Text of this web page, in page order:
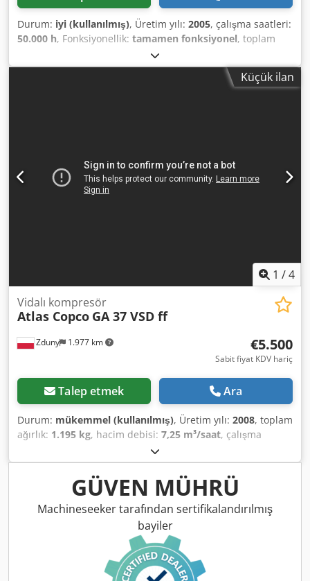
Durum: iyi (kullanılmış), Üretim yılı: 2005, çalışma saatleri:
50.000 h, Fonksiyonellik: tamamen fonksiyonel, toplam
soğutmalı kurutucu
kompresör, entegre soğutmalı kurutucu ile birlikte,
sökülmüş ama iyi durumda. Csdpfezb Drxjx AptohaKüçük ilan
1 /4
Zduny 1.977 km
Vidalı kompresör
Atlas Copco GA 37 VSD ff
€5.500
Sabit fiyat KDV hariç
Talep etmek Ara
Durum: mükemmel (kullanılmış), Üretim yılı: 2008, toplam
ağırlık: 1.195 kg, hacim debisi: 7,25 m³/saat, çalışma
400 V
COPCO GA 37 VSD ff Değişken hız, (inverter) Soğutmalı
kurutucu ile 37 kw motor Akış hızı 7,25 m3/dak Cedpst Hdh
Njfx Aptjha Basınç 13 bar Kilometre Ücreti 13200 Mtg
Kompresör tamamen çalışır durumda
GÜVEN MÜHRÜ
Machineseeker tarafından sertifikalandırılmış
bayiler